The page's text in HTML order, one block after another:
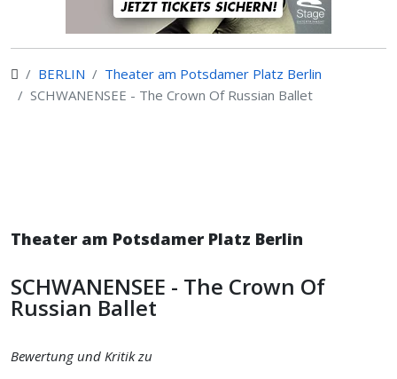
BERLIN
Theater am Potsdamer Platz Berlin
SCHWANENSEE - The Crown Of Russian Ballet
Theater am Potsdamer Platz Berlin
SCHWANENSEE - The Crown Of
Russian Ballet
Bewertung und Kritik zu